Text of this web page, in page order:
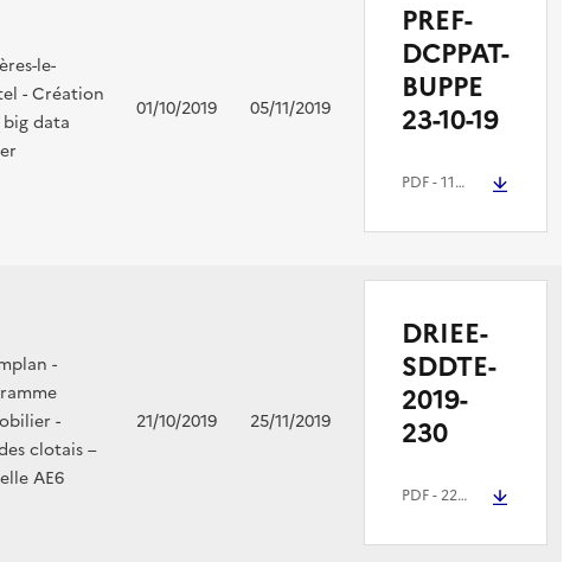
le-
- Création
big data
01/10/2019 05/11/2019
PREF-
DCPPAT-
BUPPE
23-10-19
PDF- 113 kio
-
-
clotais –
AE6
21/10/2019 25/11/2019
DRIEE-
SDDTE-
2019-
230
PDF- 221.3 kio